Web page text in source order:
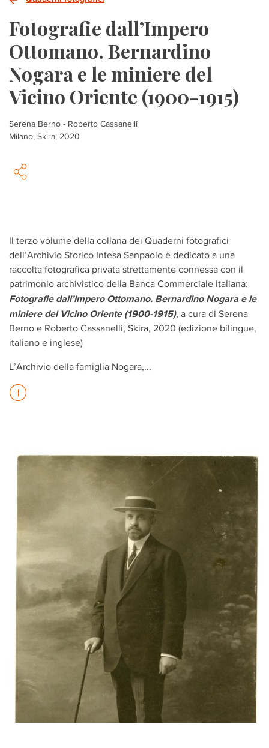
Fotografie dall’Impero
Ottomano. Bernardino
Nogara e le miniere del
Vicino Oriente (1900-1915)
Serena Berno - Roberto Cassanelli
Milano, Skira, 2020
Il terzo volume della collana dei Quaderni fotografici
dell’Archivio Storico Intesa Sanpaolo è dedicato a una
raccolta fotografica privata strettamente connessa con il
patrimonio archivistico della Banca Commerciale Italiana:
Fotografie dall’Impero Ottomano. Bernardino Nogara e le
miniere del Vicino Oriente (1900-1915), a cura di Serena
Berno e Roberto Cassanelli, Skira, 2020 (edizione bilingue,
italiano e inglese)
L’Archivio della famiglia Nogara,...